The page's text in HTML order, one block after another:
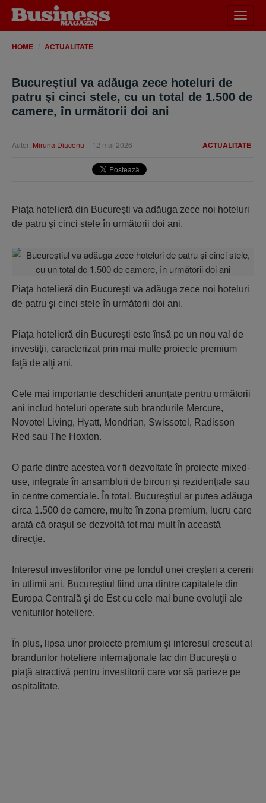
meniu
HOME ACTUALITATE
Bucureştiul va adăuga zece hoteluri de
patru şi cinci stele, cu un total de 1.500 de
camere, în următorii doi ani
ACTUALITATE
Autor: Miruna Diaconu 12 mai 2026
Piaţa hotelieră din Bucureşti va adăuga zece noi hoteluri
de patru şi cinci stele în următorii doi ani.
Piaţa hotelieră din Bucureşti va adăuga zece noi hoteluri
de patru şi cinci stele în următorii doi ani.
Piaţa hotelieră din Bucureşti este însă pe un nou val de
investiţii, caracterizat prin mai multe proiecte premium
faţă de alţi ani.
Cele mai importante deschideri anunţate pentru următorii
ani includ hoteluri operate sub brandurile Mercure,
Novotel Living, Hyatt, Mondrian, Swissotel, Radisson
Red sau The Hoxton.
O parte dintre acestea vor fi dezvoltate în proiecte mixed-
use, integrate în ansambluri de birouri şi rezidenţiale sau
în centre comerciale. În total, Bucureştiul ar putea adăuga
circa 1.500 de camere, multe în zona premium, lucru care
arată că oraşul se dezvoltă tot mai mult în această
direcţie.
Interesul investitorilor vine pe fondul unei creşteri a cererii
în utlimii ani, Bucureştiul fiind una dintre capitalele din
Europa Centrală şi de Est cu cele mai bune evoluţii ale
veniturilor hoteliere.
În plus, lipsa unor proiecte premium şi interesul crescut al
brandurilor hoteliere internaţionale fac din Bucureşti o
piaţă atractivă pentru investitorii care vor să parieze pe
ospitalitate.